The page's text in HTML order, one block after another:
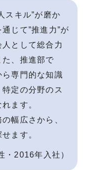
スキル”が磨か
じて”推進⼒”が
として総合⼒
、推進部で
専⾨的な知識
定の分野のス
ます。
幅広さから、
ます。
・2016年入社）